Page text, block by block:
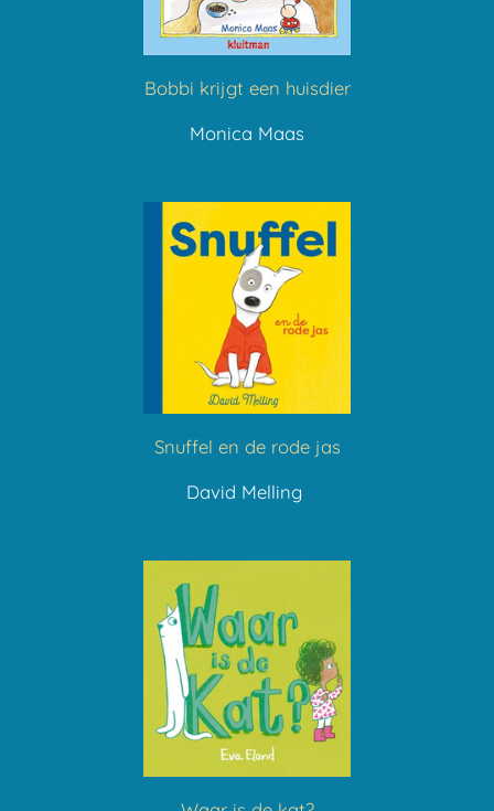
Bobbi krijgt een huisdier
Monica Maas
Snuffel en de rode jas
David Melling